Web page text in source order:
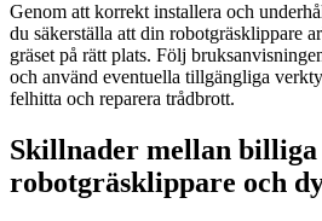
Genom att korrekt installera och
du säkerställa att din robotgräsklippare
gräset på rätt plats. Följ
och använd eventuella tillgängliga
felhitta och reparera trådbrott.
Skillnader mellan billiga
robotgräsklippare och